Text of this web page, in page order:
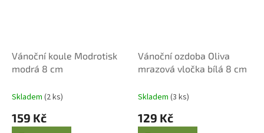
Vánoční koule Modrotisk
modrá 8 cm
Skladem (2 ks)
159 Kč
Vánoční ozdoba Oliva
mrazová vločka bílá 8 cm
Skladem (3 ks)
129 Kč